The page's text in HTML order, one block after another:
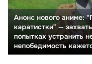
Анонс нового аниме:
каратистки" —
попытках устранить
непобедимость